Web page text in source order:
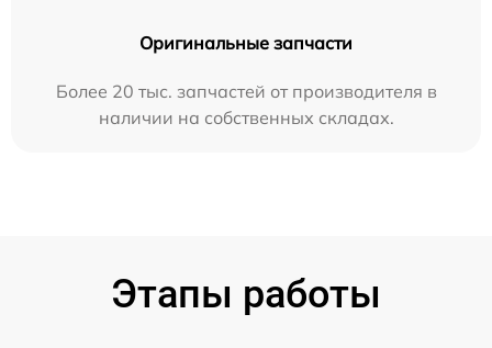
Оригинальные запчасти
Более 20 тыс. запчастей от производителя в
наличии на собственных складах.
Этапы работы